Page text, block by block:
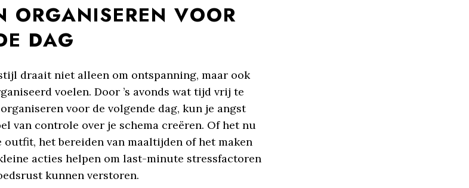
ORGANISEREN VOOR
DAG
draait niet alleen om ontspanning, maar ook
voelen. Door ’s avonds wat tijd vrij te
voor de volgende dag, kun je angst
van controle over je schema creëren. Of het nu
outfit, het bereiden van maaltijden of het maken
acties helpen om last-minute stressfactoren
kunnen verstoren.